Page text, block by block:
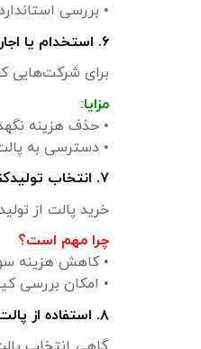
• بررسی
۶. استخدام یا اجاره پالت به‌جای خرید
برای شرکت‌هایی
مزایا:
• حذف هزینه
• دسترسی به
۷. انتخاب تولیدکنندگان محلی
خرید پالت از
چرا مهم است؟
• کاهش هزینه
• امکان بررسی
۸. استفاده از پالت‌های سفارشی‌سازی‌شده